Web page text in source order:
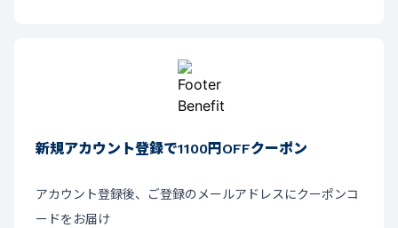
新規アカウント登録で1100円OFFクーポン
アカウント登録後、ご登録のメールアドレスにクーポンコ
ードをお届け